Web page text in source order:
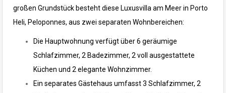
großen Grundstück besteht diese Luxusvilla am Meer in Porto
Heli, Peloponnes, aus zwei separaten Wohnbereichen:
Die Hauptwohnung verfügt über 6 geräumige
Schlafzimmer, 2 Badezimmer, 2 voll ausgestattete
Küchen und 2 elegante Wohnzimmer.
Ein separates Gästehaus umfasst 3 Schlafzimmer, 2